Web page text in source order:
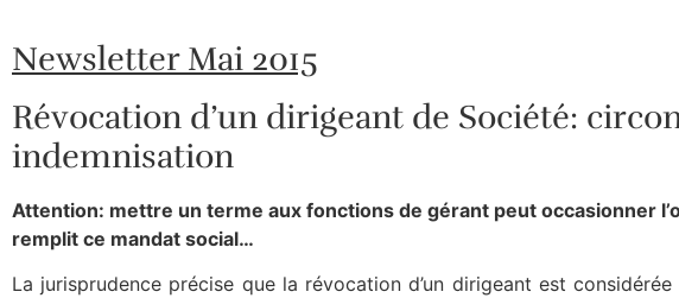
Newsletter Mai 2015
Révocation d’un dirigeant de Société:
indemnisation
Attention: mettre un terme aux fonctions de gérant peut occasionner
remplit ce mandat social…
La jurisprudence précise que la révocation d’un dirigeant est